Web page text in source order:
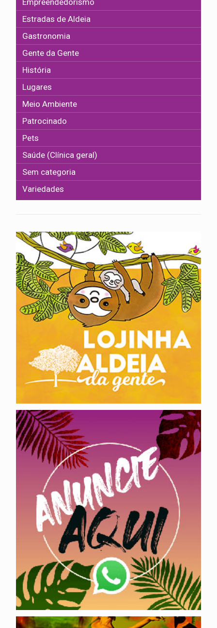
Estradas de Aldeia
Gastronomia
Gente da Gente
História
Lugares
Meio Ambiente
Patrocinado
Pets
Saúde (Clínica geral)
Sem categoria
Variedades